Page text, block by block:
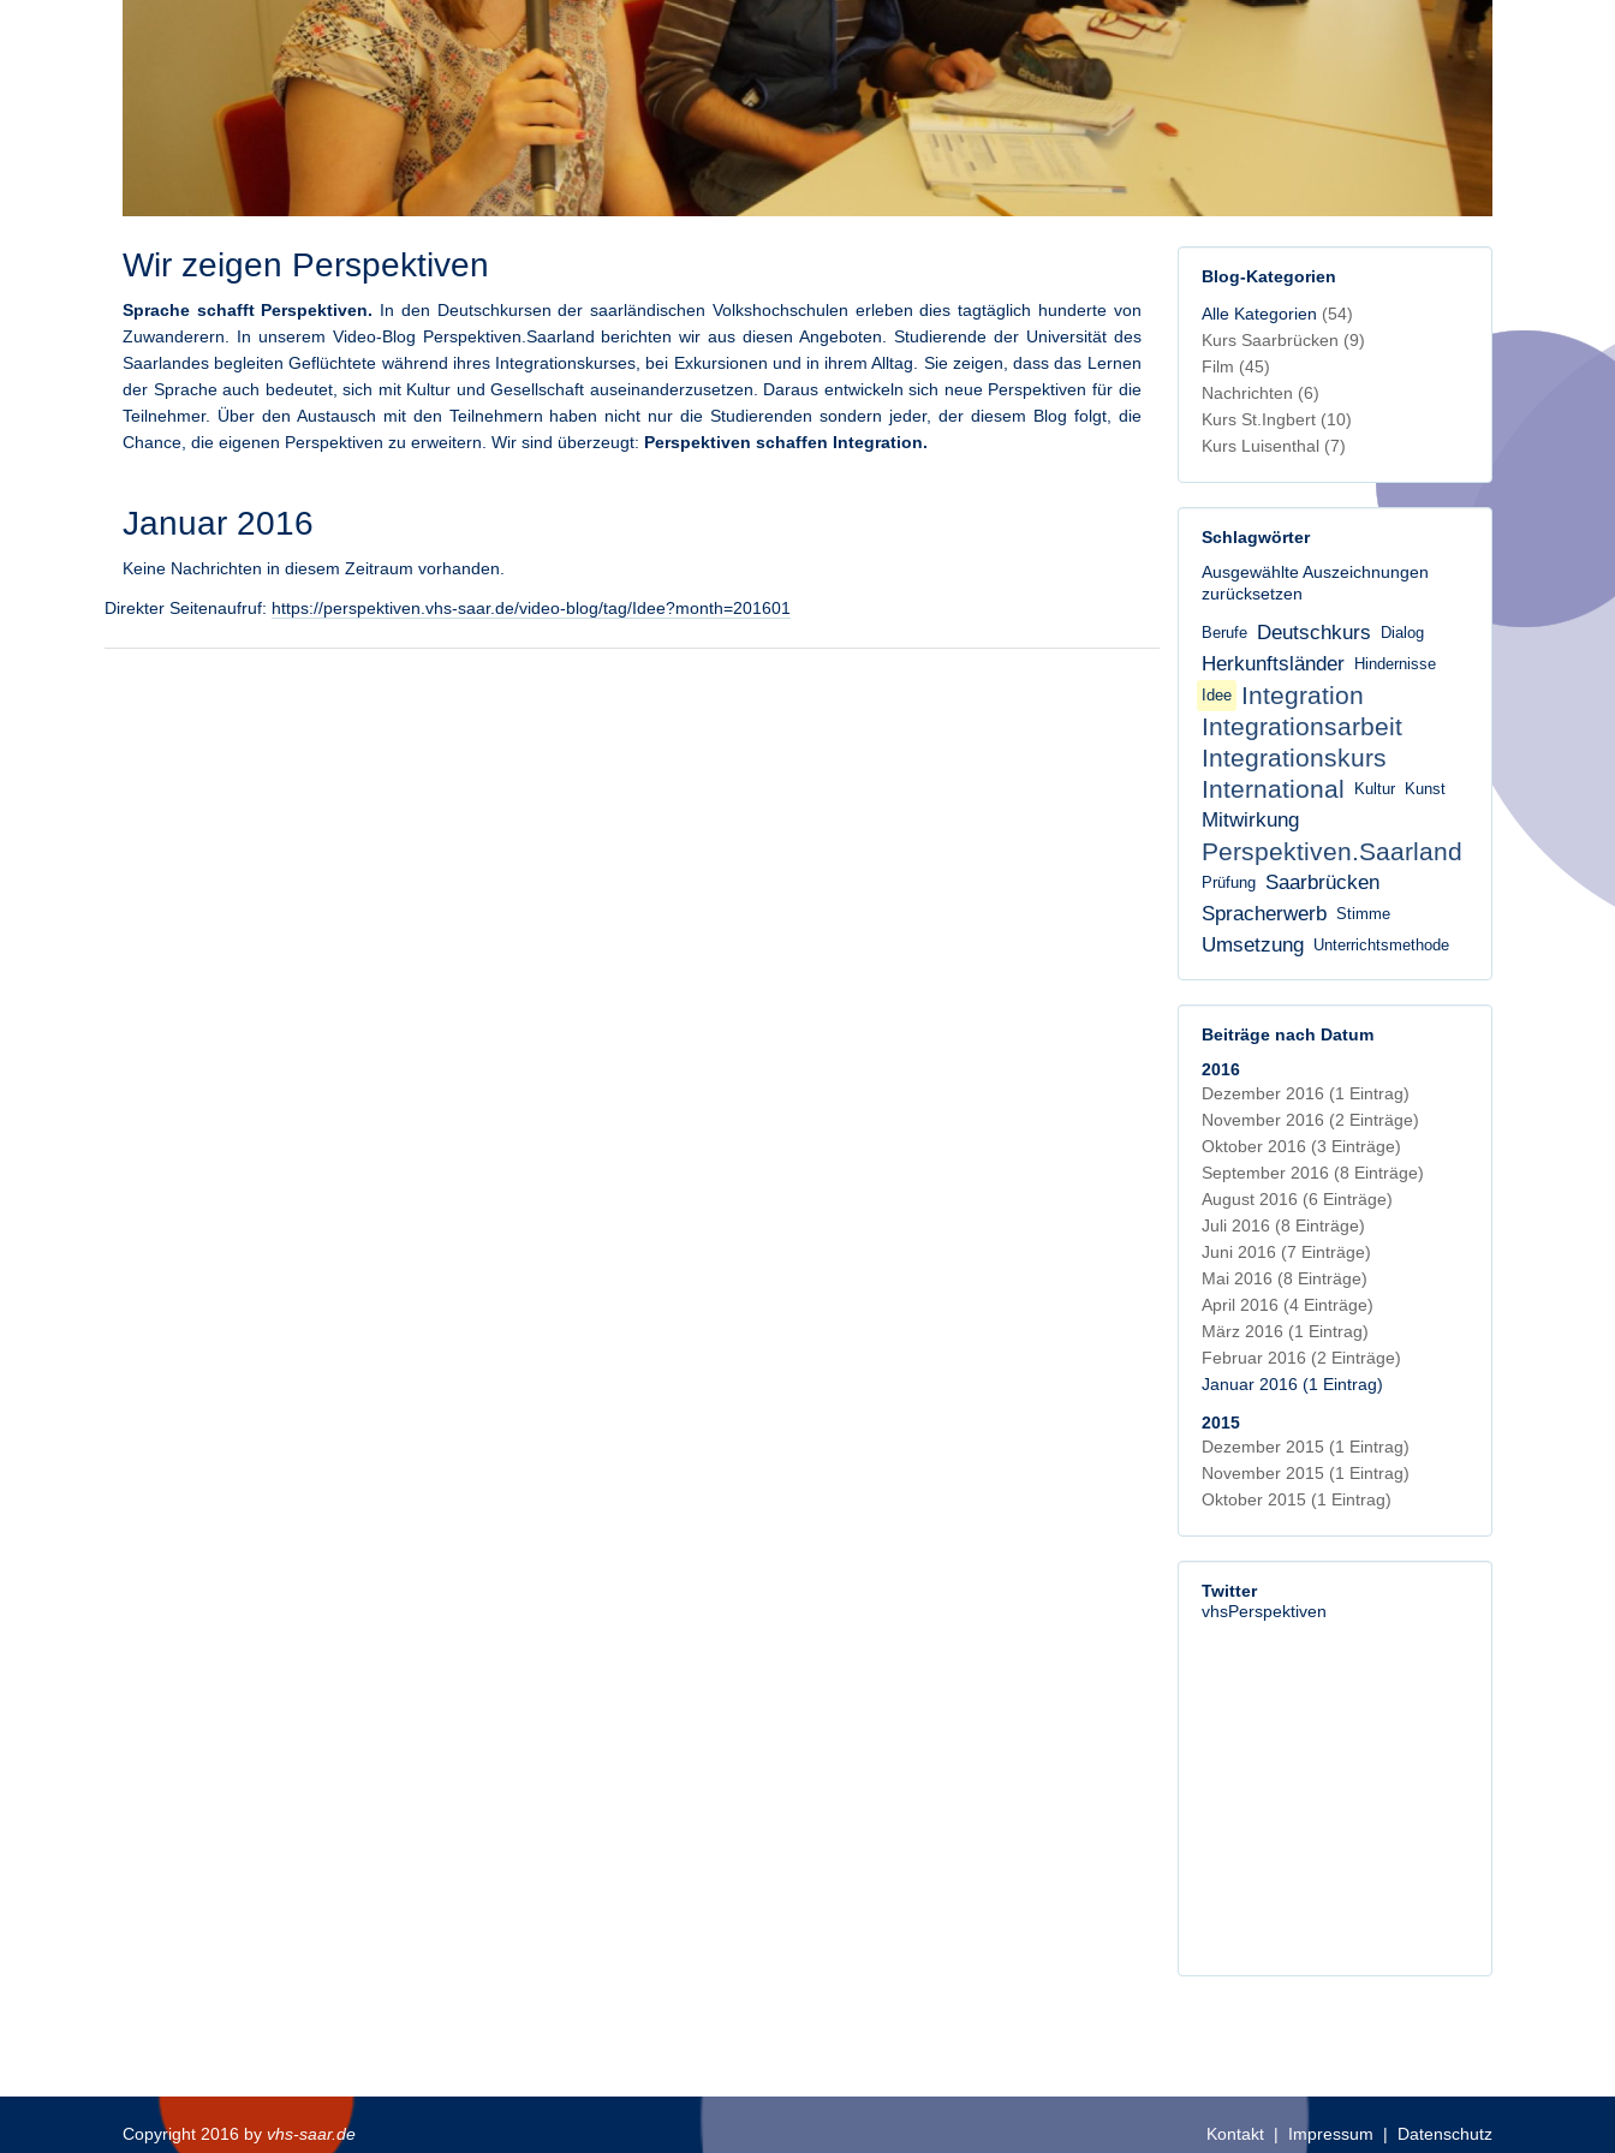
Wir zeigen Perspektiven
Sprache schafft Perspektiven. In den Deutschkursen der saarländischen Volkshochschulen erleben dies tagtäglich hunderte von
Zuwanderern. In unserem Video-Blog Perspektiven.Saarland berichten wir aus diesen Angeboten. Studierende der Universität des
Saarlandes begleiten Geflüchtete während ihres Integrationskurses, bei Exkursionen und in ihrem Alltag. Sie zeigen, dass das Lernen
der Sprache auch bedeutet, sich mit Kultur und Gesellschaft auseinanderzusetzen. Daraus entwickeln sich neue Perspektiven für die
Teilnehmer. Über den Austausch mit den Teilnehmern haben nicht nur die Studierenden sondern jeder, der diesem Blog folgt, die
Chance, die eigenen Perspektiven zu erweitern. Wir sind überzeugt: Perspektiven schaffen Integration.
Januar 2016
Keine Nachrichten in diesem Zeitraum vorhanden.
Direkter Seitenaufruf: https://perspektiven.vhs-saar.de/video-blog/tag/Idee?month=201601
Blog-Kategorien
Alle Kategorien (54)
Kurs Saarbrücken (9)
Film (45)
Nachrichten (6)
Kurs St.Ingbert (10)
Kurs Luisenthal (7)
Schlagwörter
Ausgewählte Auszeichnungen
zurücksetzen
Berufe Deutschkurs Dialog
Herkunftsländer
Hindernisse
Idee
Integration
Integrationsarbeit
Integrationskurs
International
Kultur Kunst
Mitwirkung
Perspektiven.Saarland
Prüfung
Saarbrücken
Spracherwerb
Stimme
Umsetzung Unterrichtsmethode
Beiträge nach Datum
2016
Dezember 2016 (1 Eintrag)
November 2016 (2 Einträge)
Oktober 2016 (3 Einträge)
September 2016 (8 Einträge)
August 2016 (6 Einträge)
Juli 2016 (8 Einträge)
Juni 2016 (7 Einträge)
Mai 2016 (8 Einträge)
April 2016 (4 Einträge)
März 2016 (1 Eintrag)
Februar 2016 (2 Einträge)
Januar 2016 (1 Eintrag)
2015
Dezember 2015 (1 Eintrag)
November 2015 (1 Eintrag)
Oktober 2015 (1 Eintrag)
Twitter
vhsPerspektiven
Copyright 2016 by vhs-saar.de Kontakt | Impressum | Datenschutz